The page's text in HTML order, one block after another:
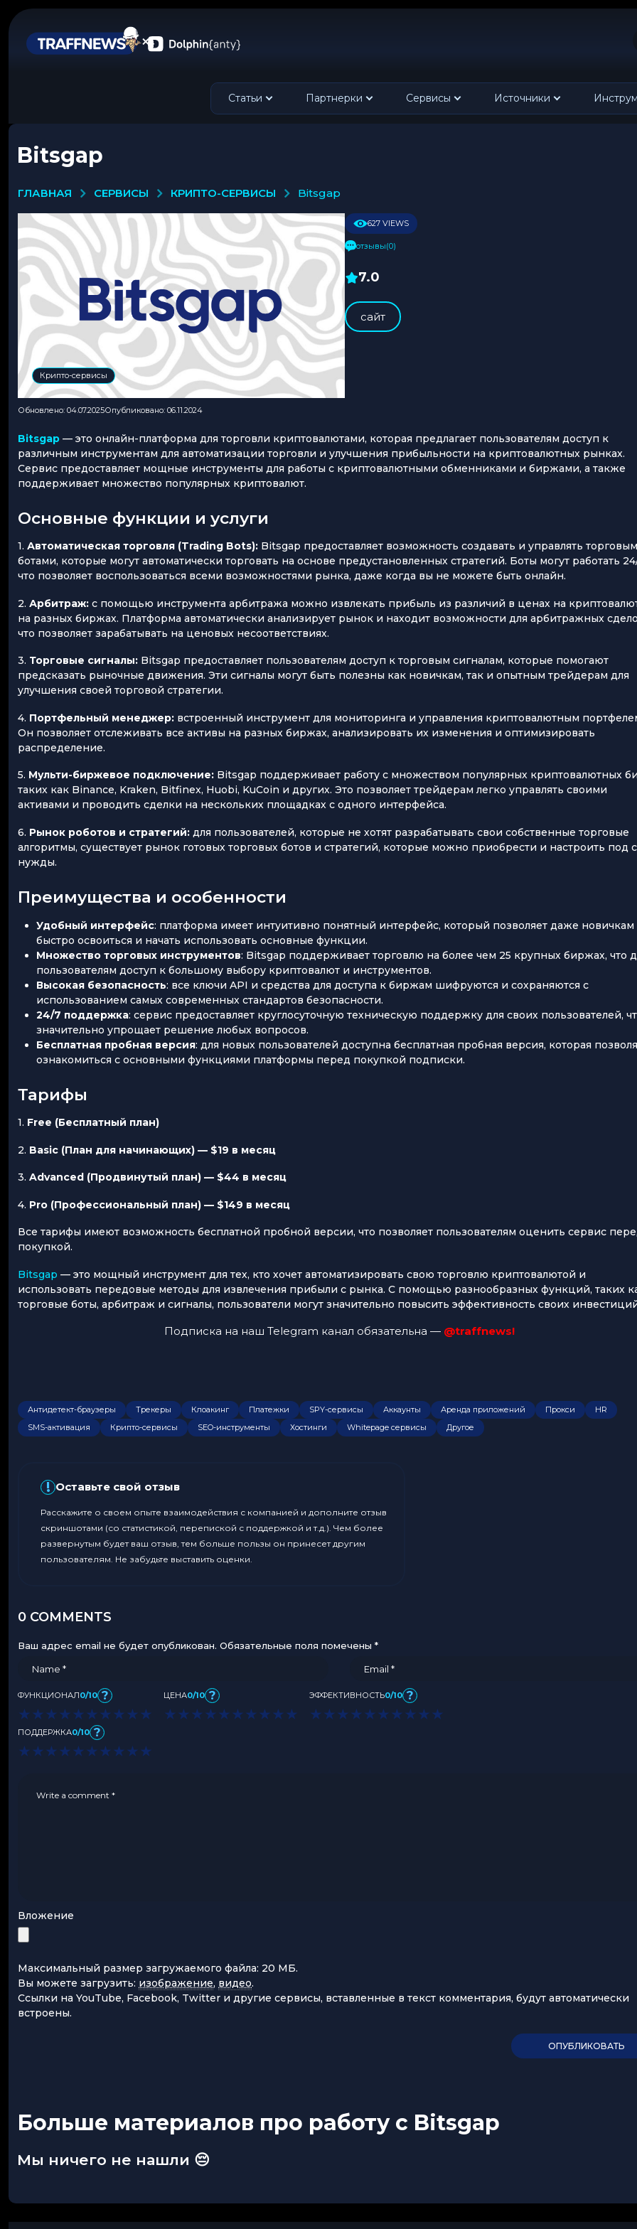
Статьи Партнерки Сервисы Источники
Bitsgap
ГЛАВНАЯ СЕРВИСЫ КРИПТО-СЕРВИСЫ bitsgap
Крипто-сервисы
627 VIEWS
отзывы(0)
7.0
cайт
Обновлено: 04.07.2025Опубликовано: 06.11.2024
Bitsgap — это онлайн-платформа для торговли криптовалютами, которая предлагает пользователям доступ к
различным инструментам для автоматизации торговли и улучшения прибыльности на криптовалютных рынках.
Сервис предоставляет мощные инструменты для работы с криптовалютными обменниками и биржами, а также
поддерживает множество популярных криптовалют.
Основные функции и услуги
1. Автоматическая торговля (Trading Bots): Bitsgap предоставляет возможность создавать и управлять
ботами, которые могут автоматически торговать на основе предустановленных стратегий. Боты могут работать
что позволяет воспользоваться всеми возможностями рынка, даже когда вы не можете быть онлайн.
2. Арбитраж: с помощью инструмента арбитража можно извлекать прибыль из различий в ценах на
на разных биржах. Платформа автоматически анализирует рынок и находит возможности для арбитражных
что позволяет зарабатывать на ценовых несоответствиях.
3. Торговые сигналы: Bitsgap предоставляет пользователям доступ к торговым сигналам, которые помогают
предсказать рыночные движения. Эти сигналы могут быть полезны как новичкам, так и опытным трейдерам для
улучшения своей торговой стратегии.
4. Портфельный менеджер: встроенный инструмент для мониторинга и управления криптовалютным
Он позволяет отслеживать все активы на разных биржах, анализировать их изменения и оптимизировать
распределение.
5. Мульти-биржевое подключение: Bitsgap поддерживает работу с множеством популярных криптовалютных
таких как Binance, Kraken, Bitfinex, Huobi, KuCoin и других. Это позволяет трейдерам легко управлять своими
активами и проводить сделки на нескольких площадках с одного интерфейса.
6. Рынок роботов и стратегий: для пользователей, которые не хотят разрабатывать свои собственные торговые
алгоритмы, существует рынок готовых торговых ботов и стратегий, которые можно приобрести и настроить под
нужды.
Преимущества и особенности
Удобный интерфейс: платформа имеет интуитивно понятный интерфейс, который позволяет даже новичкам
быстро освоиться и начать использовать основные функции.
Множество торговых инструментов: Bitsgap поддерживает торговлю на более чем 25 крупных биржах, что
пользователям доступ к большому выбору криптовалют и инструментов.
Высокая безопасность: все ключи API и средства для доступа к биржам шифруются и сохраняются с
использованием самых современных стандартов безопасности.
24/7 поддержка: сервис предоставляет круглосуточную техническую поддержку для своих пользователей,
значительно упрощает решение любых вопросов.
Бесплатная пробная версия: для новых пользователей доступна бесплатная пробная версия, которая
ознакомиться с основными функциями платформы перед покупкой подписки.
Тарифы
1. Free (Бесплатный план)
2. Basic (План для начинающих) — $19 в месяц
3. Advanced (Продвинутый план) — $44 в месяц
4. Pro (Профессиональный план) — $149 в месяц
Все тарифы имеют возможность бесплатной пробной версии, что позволяет пользователям оценить сервис
покупкой.
Bitsgap — это мощный инструмент для тех, кто хочет автоматизировать свою торговлю криптовалютой и
использовать передовые методы для извлечения прибыли с рынка. С помощью разнообразных функций, таких
торговые боты, арбитраж и сигналы, пользователи могут значительно повысить эффективность своих
Подписка на наш Telegram канал обязательна — @traffnews!
Антидетект-браузеры Трекеры Клоакинг Платежки SPY-сервисы Аккаунты Аренда приложений Прокси
HR
SMS-активация
Крипто-сервисы SEO-инструменты Хостинги Whitepage сервисы Другое
! Оставьте свой отзыв
Расскажите о своем опыте взаимодействия с компанией и дополните отзыв
скриншотами (со статистикой, перепиской с поддержкой и т.д.). Чем более
развернутым будет ваш отзыв, тем больше пользы он принесет другим
пользователям. Не забудьте выставить оценки.
0 COMMENTS
Ваш адрес email не будет опубликован. Обязательные поля помечены *
ФУНКЦИОНАЛ0/10 ?
★ ★ ★ ★ ★ ★ ★ ★ ★ ★
ЦЕНА0/10 ?
★ ★ ★ ★ ★ ★ ★ ★ ★ ★
ЭФФЕКТИВНОСТЬ0/10 ?
★ ★ ★ ★ ★ ★ ★ ★ ★ ★
ПОДДЕРЖКА0/10 ?
★ ★ ★ ★ ★ ★ ★ ★ ★ ★
Вложение
Максимальный размер загружаемого файла: 20 МБ.
Вы можете загрузить: изображение, видео.
Ссылки на YouTube, Facebook, Twitter и другие сервисы, вставленные в текст комментария, будут автоматически
встроены.
Больше материалов про работу с Bitsgap
Мы ничего не нашли 😔